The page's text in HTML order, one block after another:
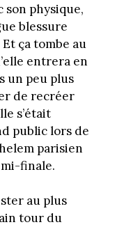
son physique,
blessure
ça tombe au
entrera en
un peu plus
de recréer
s’était
public lors de
parisien
finale.
au plus
tour du